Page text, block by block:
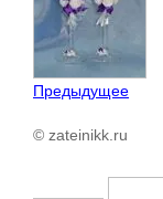
Предыдущее
© zateinikk.ru